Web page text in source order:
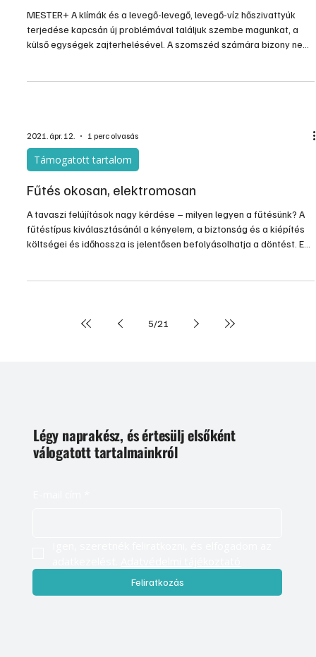
MESTER+ A klímák és a levegő-levegő, levegő-víz hőszivattyúk
terjedése kapcsán új problémával találjuk szembe magunkat, a
külső egységek zajterhelésével. A szomszéd számára bizony nem
2021. ápr. 12. 1 perc olvasás
Támogatott tartalom
Fűtés okosan, elektromosan
A tavaszi felújítások nagy kérdése – milyen legyen a fűtésünk? A
fűtéstípus kiválasztásánál a kényelem, a biztonság és a kiépítés
költségei és időhossza is jelentősen befolyásolhatja a döntést. Egy
irányítható és a jövőben akár fejleszthető is
5/21
Légy naprakész, és értesülj elsőként
válogatott tartalmainkról
Feliratkozás